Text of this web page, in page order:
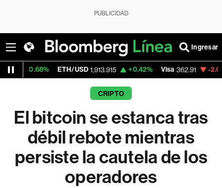
PUBLICIDAD
Ingresar
ETH/USD 1,913.915 +0.42% Visa 362.91 -2.04%
CRIPTO
El bitcoin se estanca tras
débil rebote mientras
persiste la cautela de los
operadores